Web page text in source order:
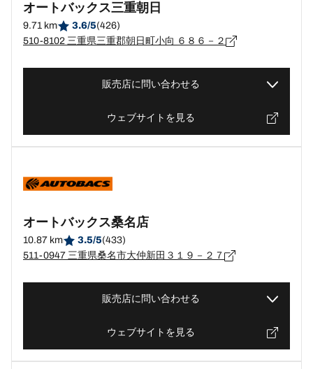
オートバックス三重朝日
9.71 km 3.6/5(426)
510-8102 三重県三重郡朝日町小向 ６８６－２
販売店に問い合わせる
ウェブサイトを見る
オートバックス桑名店
10.87 km 3.5/5(433)
511-0947 三重県桑名市大仲新田３１９－２７
販売店に問い合わせる
ウェブサイトを見る